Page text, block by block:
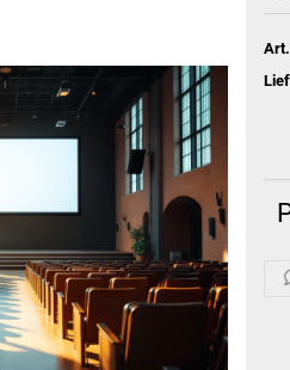
Passwort vergessen?